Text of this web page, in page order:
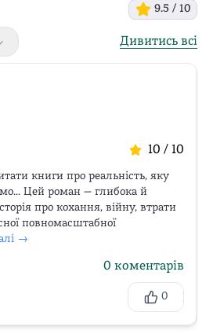
9.5 / 10
Дивитись всі
10 / 10
книги про реальність, яку
Цей роман — глибока й
про кохання, війну, втрати
повномасштабної
→
0 коментарів
0